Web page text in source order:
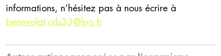
informations, n’hésitez pas à nous écrire à
benevolat.cds33@lpo.fr